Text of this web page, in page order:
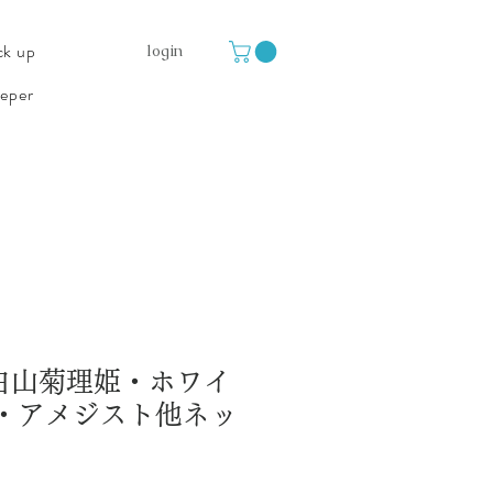
up
login
菊理姫・ホワイ
アメジスト他ネッ